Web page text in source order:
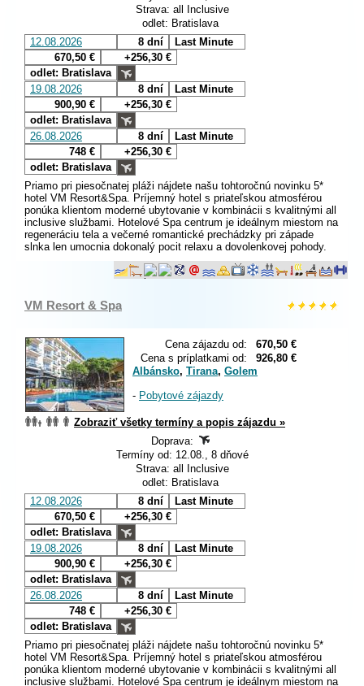
Strava: all Inclusive
odlet: Bratislava
12.08.2026
8 dní
Last Minute
670,50 €
+256,30 €
odlet: Bratislava
19.08.2026
8 dní
Last Minute
900,90 €
+256,30 €
odlet: Bratislava
26.08.2026
8 dní
Last Minute
748 €
+256,30 €
odlet: Bratislava
Priamo pri piesočnatej pláži nájdete našu tohtoročnú novinku 5*
hotel VM Resort&Spa. Príjemný hotel s priateľskou atmosférou
ponúka klientom moderné ubytovanie v kombinácii s kvalitnými all
inclusive službami. Hotelové Spa centrum je ideálnym miestom na
regeneráciu tela a večerné romantické prechádzky pri západe
slnka len umocnia dokonalý pocit relaxu a dovolenkovej pohody.
VM Resort & Spa
Cena zájazdu od:
670,50 €
Cena s príplatkami od:
926,80 €
Albánsko, Tirana, Golem
- Pobytové zájazdy
Zobraziť všetky termíny a popis zájazdu »
Doprava:
Termíny od: 12.08., 8 dňové
Strava: all Inclusive
odlet: Bratislava
12.08.2026
8 dní
Last Minute
670,50 €
+256,30 €
odlet: Bratislava
19.08.2026
8 dní
Last Minute
900,90 €
+256,30 €
odlet: Bratislava
26.08.2026
8 dní
Last Minute
748 €
+256,30 €
odlet: Bratislava
Priamo pri piesočnatej pláži nájdete našu tohtoročnú novinku 5*
hotel VM Resort&Spa. Príjemný hotel s priateľskou atmosférou
ponúka klientom moderné ubytovanie v kombinácii s kvalitnými all
inclusive službami. Hotelové Spa centrum je ideálnym miestom na